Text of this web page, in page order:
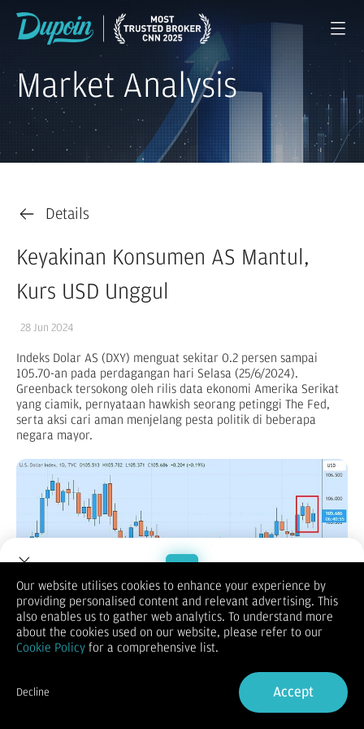
Market Analysis
Details
Keyakinan Konsumen AS Mantul,
Kurs USD Unggul
28 Jun 2024
Indeks Dolar AS (DXY) menguat sekitar 0.2 persen sampai
105.70-an pada perdagangan hari Selasa (25/6/2024).
Greenback tersokong oleh rilis data ekonomi Amerika Serikat
yang ciamik, pernyataan hawkish seorang petinggi The Fed,
serta aksi cari aman menjelang pesta politik di beberapa
negara mayor.
Amerika Serikat meningkat secara stabil. Kenaikan tercatat
sebesar 0.2 persen pada bulan April, setelah naik 0.1 persen
Welcome to Dupoin.
Trade with a Trusted Broker
Sign in
Our website utilises cookies to enhance your experience by
providing personalised content and relevant advertising. This
also enables us to gather web analytics. To understand more
about the cookies used on our website, please refer to our
Cookie Policy for a comprehensive list.
Decline Accept